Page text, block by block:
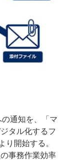
通知を、「マ
タル化するフ
り開始する。
事務作業効率